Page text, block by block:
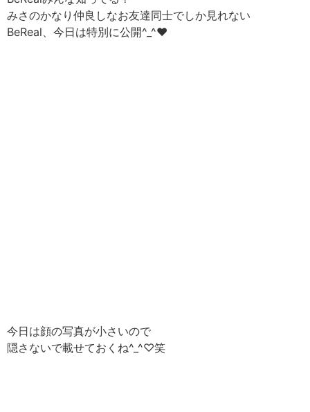
みさのかなり仲良しなお友達同士でしか見れない
BeReal、今日は特別に公開^_^♥︎
今日は顔の写真が小さいので
隠さないで載せておくね^_^♡笑